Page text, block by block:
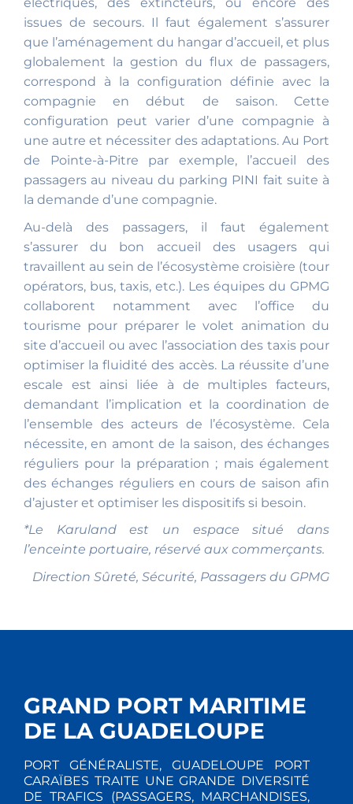
issues de secours. Il faut également s’assurer
que l’aménagement du hangar d’accueil, et plus
globalement la gestion du flux de passagers,
correspond à la configuration définie avec la
compagnie en début de saison. Cette
configuration peut varier d’une compagnie à
une autre et nécessiter des adaptations. Au Port
de Pointe-à-Pitre par exemple, l’accueil des
passagers au niveau du parking PINI fait suite à
la demande d’une compagnie.
Au-delà des passagers, il faut également
s’assurer du bon accueil des usagers qui
travaillent au sein de l’écosystème croisière (tour
opérators, bus, taxis, etc.). Les équipes du GPMG
collaborent notamment avec l’office du
tourisme pour préparer le volet animation du
site d’accueil ou avec l’association des taxis pour
optimiser la fluidité des accès. La réussite d’une
escale est ainsi liée à de multiples facteurs,
demandant l’implication et la coordination de
l’ensemble des acteurs de l’écosystème. Cela
nécessite, en amont de la saison, des échanges
réguliers pour la préparation ; mais également
des échanges réguliers en cours de saison afin
d’ajuster et optimiser les dispositifs si besoin.
*Le Karuland est un espace situé dans
l’enceinte portuaire, réservé aux commerçants.
Direction Sûreté, Sécurité, Passagers du GPMG
GRAND PORT MARITIME
DE LA GUADELOUPE
PORT GÉNÉRALISTE, GUADELOUPE PORT
CARAÏBES TRAITE UNE GRANDE DIVERSITÉ
DE TRAFICS (PASSAGERS, MARCHANDISES,